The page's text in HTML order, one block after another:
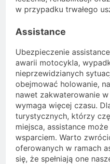
w przypadku trwałego
Assistance
Ubezpieczenie
awarii motocykla,
nieprzewidzianych
obejmować holowanie,
nawet zakwaterowanie
wymaga więcej czasu.
turystycznych, którzy
miejsca, assistance
wsparciem. Warto
oferowanych w ramach
się, że spełniają one